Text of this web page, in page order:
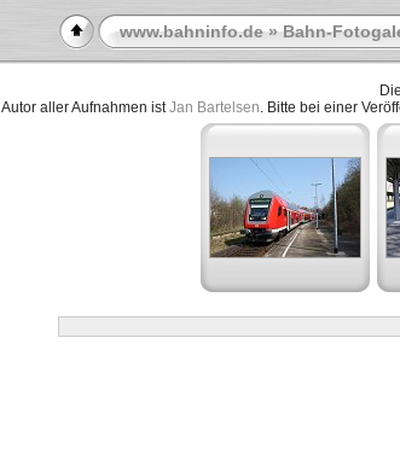
www.bahninfo.de»Bahn-
Autor aller Aufnahmen istJan Bartelsen. Bitte bei einer